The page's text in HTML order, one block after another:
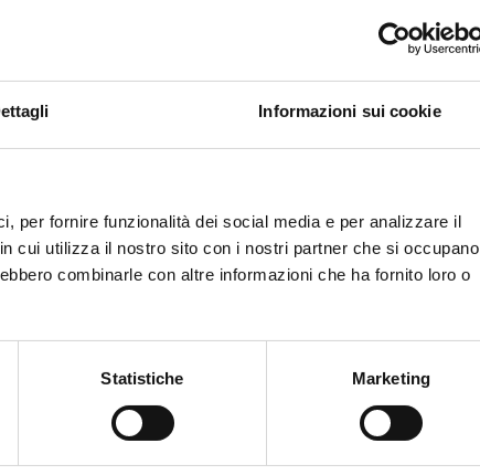
Informazioni sui cookie
per fornire funzionalità dei social media e per analizzare il
cui utilizza il nostro sito con i nostri partner che si occupano
combinarle con altre informazioni che ha fornito loro o
Statistiche Marketing
o